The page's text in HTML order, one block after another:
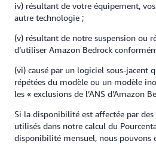
iv) résultant de votre équipement,
autre technologie ;
(v) résultant de notre suspension ou
d’utiliser Amazon Bedrock
(vi) causé par un logiciel sous-jacent
répétées du modèle ou un modèle
les « exclusions de l’ANS d'Amazon
Si la disponibilité est affectée par des
utilisés dans notre calcul du
disponibilité mensuel, nous pouvons